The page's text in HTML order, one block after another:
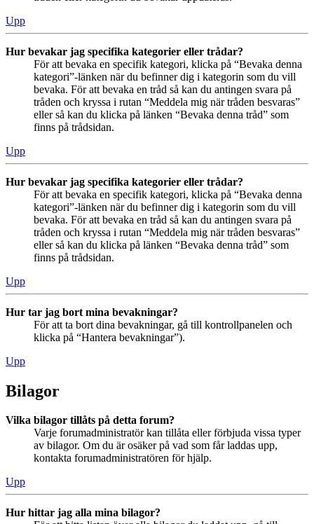
Upp
Hur bevakar jag specifika kategorier eller trådar?
För att bevaka en specifik kategori, klicka på “Bevaka denna
kategori”-länken när du befinner dig i kategorin som du vill
bevaka. För att bevaka en tråd så kan du antingen svara på
tråden och kryssa i rutan “Meddela mig när tråden besvaras”
eller så kan du klicka på länken “Bevaka denna tråd” som
finns på trådsidan.
Upp
Hur bevakar jag specifika kategorier eller trådar?
För att bevaka en specifik kategori, klicka på “Bevaka denna
kategori”-länken när du befinner dig i kategorin som du vill
bevaka. För att bevaka en tråd så kan du antingen svara på
tråden och kryssa i rutan “Meddela mig när tråden besvaras”
eller så kan du klicka på länken “Bevaka denna tråd” som
finns på trådsidan.
Upp
Hur tar jag bort mina bevakningar?
För att ta bort dina bevakningar, gå till kontrollpanelen och
klicka på “Hantera bevakningar”).
Upp
Bilagor
Vilka bilagor tillåts på detta forum?
Varje forumadministratör kan tillåta eller förbjuda vissa typer
av bilagor. Om du är osäker på vad som får laddas upp,
kontakta forumadministratören för hjälp.
Upp
Hur hittar jag alla mina bilagor?